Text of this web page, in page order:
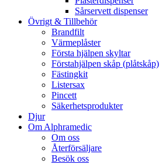
Sårservett dispenser
Övrigt & Tillbehör
Brandfilt
Värmeplåster
Första hjälpen skyltar
Förstahjälpen skåp (plåtskåp)
Fästingkit
Listersax
Pincett
Säkerhetsprodukter
Djur
Om Alphramedic
Om oss
Återförsäljare
Besök oss